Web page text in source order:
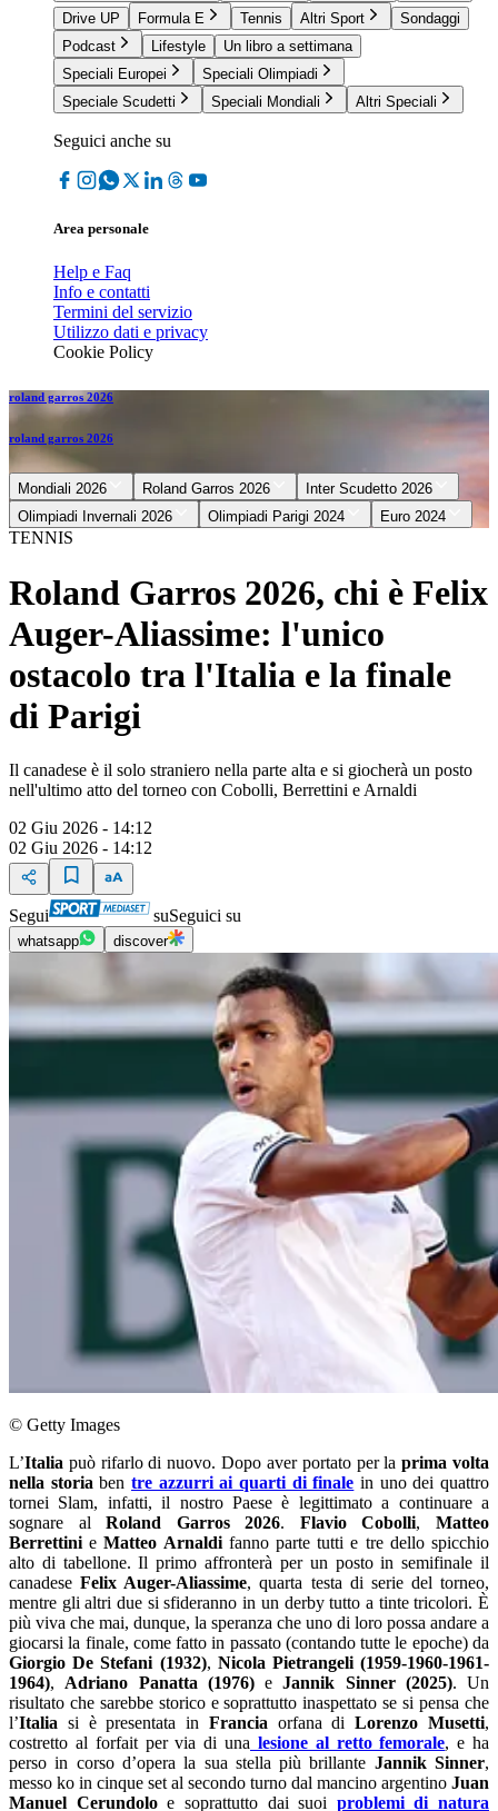
Drive UP
Formula E Tennis Altri Sport
Sondaggi
Podcast
Lifestyle
Un libro a settimana
Speciali Europei
Speciali Olimpiadi
Speciale Scudetti
Speciali Mondiali Altri Speciali
Seguici anche su
Area personale
Help e Faq
Info e contatti
Termini del servizio
Utilizzo dati e privacy
Cookie Policy
roland garros 2026
roland garros 2026
Mondiali 2026 Roland Garros 2026
Inter Scudetto 2026
Olimpiadi Invernali 2026
Olimpiadi Parigi 2024 Euro 2024
TENNIS
Roland Garros 2026, chi è Felix
Auger-Aliassime: l'unico
ostacolo tra l'Italia e la finale
di Parigi
Il canadese è il solo straniero nella parte alta e si giocherà un posto
nell'ultimo atto del torneo con Cobolli, Berrettini e Arnaldi
02 Giu 2026 - 14:12
02 Giu 2026 - 14:12
Segui suSeguici su
whatsapp discover
© Getty Images
L’Italia può rifarlo di nuovo. Dopo aver portato per laprima volta
nella storia bentre azzurri ai quarti di finale in uno dei quattro
tornei Slam, infatti, il nostro Paese è legittimato a continuare a
sognare alRoland Garros 2026. Flavio Cobolli,Matteo
BerrettinieMatteo Arnaldifanno parte tutti e tre dello spicchio
alto di tabellone. Il primo affronterà per un posto in semifinale il
canadeseFelix Auger-Aliassime, quarta testa di serie del torneo,
mentre gli altri due si sfideranno in un derby tutto a tinte tricolori. È
più viva che mai, dunque, la speranza che uno di loro possa andare a
giocarsi la finale, come fatto in passato (contando tutte le epoche) da
Giorgio De Stefani (1932), Nicola Pietrangeli (1959-1960-1961-
1964), Adriano Panatta (1976)eJannik Sinner (2025). Un
risultato che sarebbe storico e soprattutto inaspettato se si pensa che
l’Italia si è presentata in Francia orfana diLorenzo Musetti,
costretto al forfait per via di una lesione al retto femorale, e ha
perso in corso d’opera la sua stella più brillante Jannik Sinner,
messo ko in cinque set al secondo turno dal mancino argentino Juan
Manuel Cerundoloe soprattutto dai suoi problemi di natura